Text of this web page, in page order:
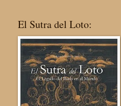
El Sutra del Loto: